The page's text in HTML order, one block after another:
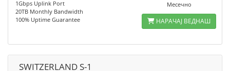
1Gbps Uplink Port
20TB Monthly Bandwidth
100% Uptime Guarantee
Месечно
НАРАЧАЈ ВЕДНАШ
SWITZERLAND S-1